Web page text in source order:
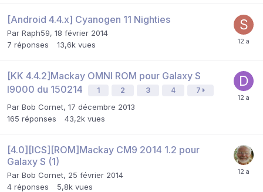
[Android 4.4.x] Cyanogen 11 Nighties
Par Raph59, 18 février 2014
7 réponses 13,6k vues
[KK 4.4.2]Mackay OMNI ROM pour Galaxy S
I9000 du 150214
1 2 3 4 7
Par Bob Cornet, 17 décembre 2013
165 réponses 43,2k vues
[4.0][ICS][ROM]Mackay CM9 2014 1.2 pour
Galaxy S (1)
Par Bob Cornet, 25 février 2014
4 réponses 5,8k vues